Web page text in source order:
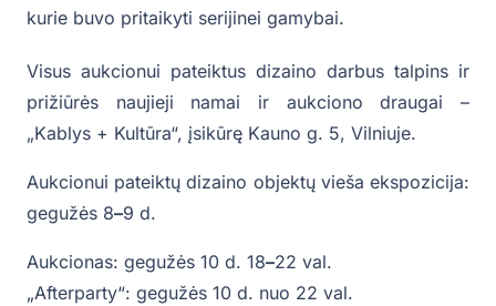
kurie buvo pritaikyti serijinei gamybai.
Visus aukcionui pateiktus dizaino darbus talpins ir
prižiūrės naujieji namai ir aukciono draugai –
„Kablys + Kultūra“, įsikūrę Kauno g. 5, Vilniuje.
Aukcionui pateiktų dizaino objektų vieša ekspozicija:
gegužės 8–9 d.
Aukcionas: gegužės 10 d. 18–22 val.
„Afterparty“: gegužės 10 d. nuo 22 val.